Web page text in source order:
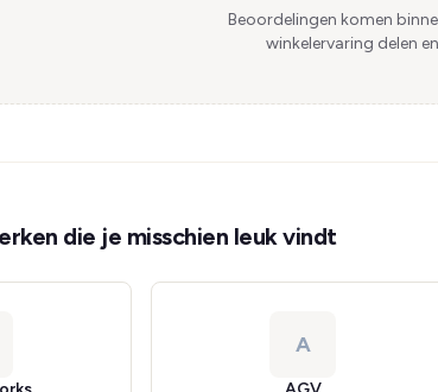
Beoordelingen komen
winkelervaring delen
die je misschien leuk vindt
A